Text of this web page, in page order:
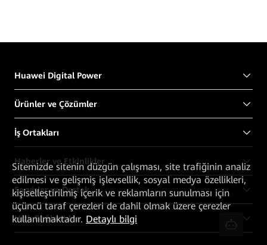
Huawei Digital Power
Ürünler ve Çözümler
İş Ortakları
Haberler ve Etkinlikler
Servisler ve Destek
Hızlı Bağlantılar
Sitemizde sitenin düzgün çalışması, site trafiğinin analiz
edilmesi ve gelişmiş işlevsellik, sosyal medya özellikleri,
kişiselleştirilmiş içerik ve reklamların sunulması için
üçüncü taraf çerezleri de dahil olmak üzere çerezler
kullanılmaktadır. Detaylı bilgi